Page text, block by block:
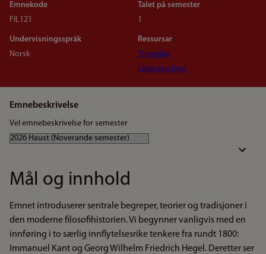
Emnekode
FIL121
Talet på semester
1
Undervisningsspråk
Norsk
Ressursar
Timeplan
Litteraturliste
Emnebeskrivelse
Vel emnebeskrivelse for semester
Mål og innhold
Emnet introduserer sentrale begreper, teorier og tradisjoner i
den moderne filosofihistorien. Vi begynner vanligvis med en
innføring i to særlig innflytelsesrike tenkere fra rundt 1800:
Immanuel Kant og Georg Wilhelm Friedrich Hegel. Deretter ser